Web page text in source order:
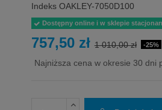
Indeks OAKLEY-7050D100
Dostępny online i w sklepie
757,50 zł 1 010,00 zł -25%
Najniższa cena w okresie 30 dni